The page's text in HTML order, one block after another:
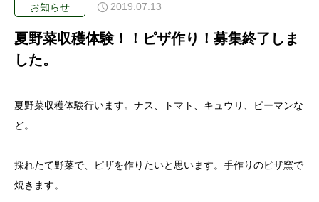
お知らせ 2019.07.13
夏野菜収穫体験！！ピザ作り！募集終了しま
した。
夏野菜収穫体験行います。ナス、トマト、キュウリ、ピーマンな
ど。
採れたて野菜で、ピザを作りたいと思います。手作りのピザ窯で
焼きます。